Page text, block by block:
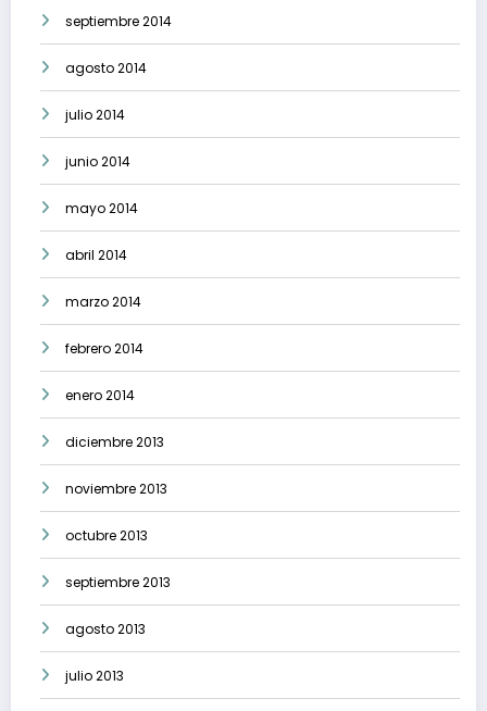
septiembre 2014
agosto 2014
julio 2014
junio 2014
mayo 2014
abril 2014
marzo 2014
febrero 2014
enero 2014
diciembre 2013
noviembre 2013
octubre 2013
septiembre 2013
agosto 2013
julio 2013